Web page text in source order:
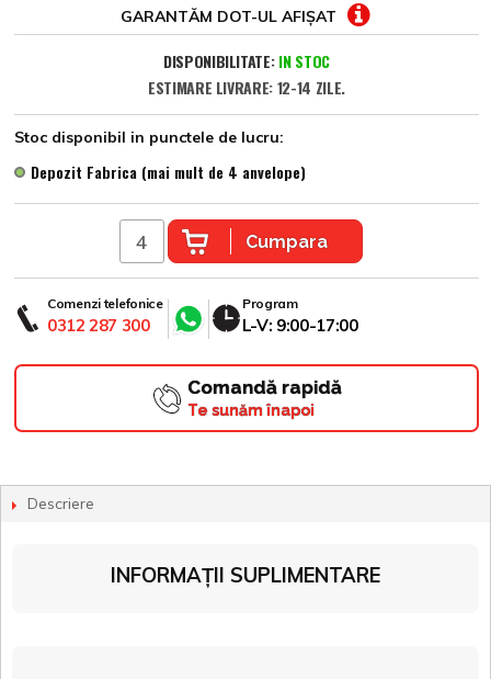
GARANTĂM DOT-UL AFIȘAT
DISPONIBILITATE: IN STOC
ESTIMARE LIVRARE: 12-14 ZILE.
Stoc disponibil in punctele de lucru:
Depozit Fabrica (mai mult de 4 anvelope)
Cumpara
Comenzi telefonice
0312 287 300
Program
L-V: 9:00-17:00
Comandă rapidă
Te sunăm înapoi
Descriere
INFORMAȚII SUPLIMENTARE